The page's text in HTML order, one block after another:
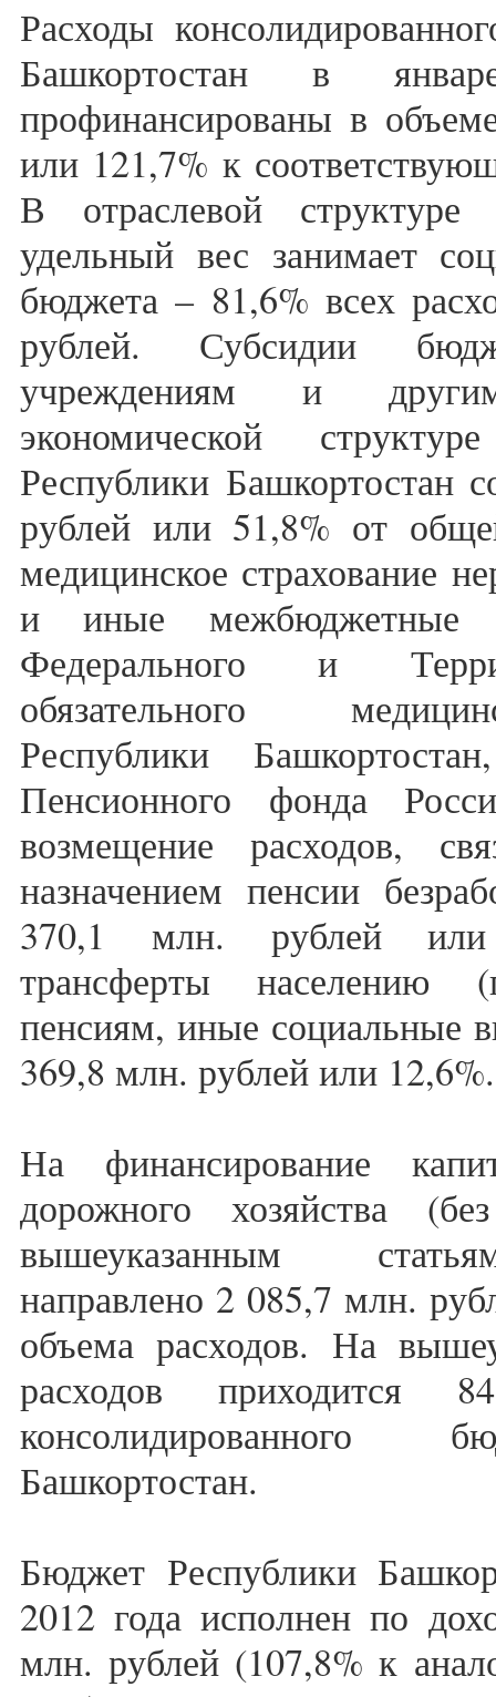
Расходы
Башкортостан в
профинансированы в
или 121,7% к
В отраслевой структуре
удельный вес занимает
бюджета – 81,6% всех
рублей. Субсидии
учреждениям и
экономической
Республики Башкортостан
рублей или 51,8% от
медицинское страхование
и иные межбюджетные
Федерального и
обязательного
Республики
Пенсионного фонда
возмещение расходов,
назначением пенсии
370,1 млн. рублей или
трансферты населению
пенсиям, иные социальные
369,8 млн. рублей или 12,6%.
На финансирование
дорожного хозяйства
вышеуказанным
направлено 2 085,7 млн.
объема расходов. На
расходов приходится
консолидированного
Башкортостан.
Бюджет Республики
2012 года исполнен по
млн. рублей (107,8% к